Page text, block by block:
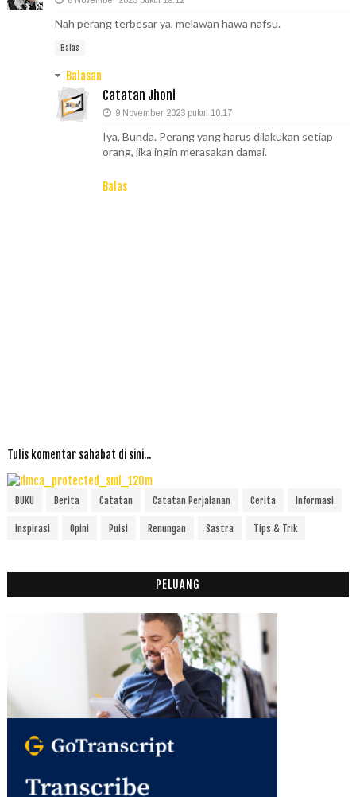
Nah perang terbesar ya, melawan hawa nafsu.
Balas
Balasan
Catatan Jhoni
9 November 2023 pukul 10.17
Iya, Bunda. Perang yang harus dilakukan setiap
orang, jika ingin merasakan damai.
Balas
Tulis komentar sahabat di sini...
BUKU Berita Catatan Catatan Perjalanan Cerita Informasi
Inspirasi Opini Puisi Renungan Sastra Tips & Trik
PELUANG